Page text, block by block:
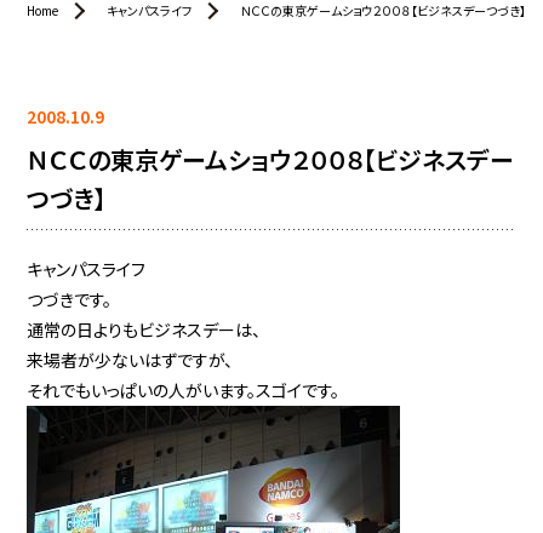
Home キャンパスライフ ＮＣＣの東京ゲームショウ２００８【ビジネスデーつづき】
2008.10.9
ＮＣＣの東京ゲームショウ２００８【ビジネスデー
つづき】
キャンパスライフ
つづきです。
通常の日よりもビジネスデーは、
来場者が少ないはずですが、
それでもいっぱいの人がいます。スゴイです。